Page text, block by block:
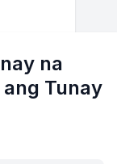
na
Tunay